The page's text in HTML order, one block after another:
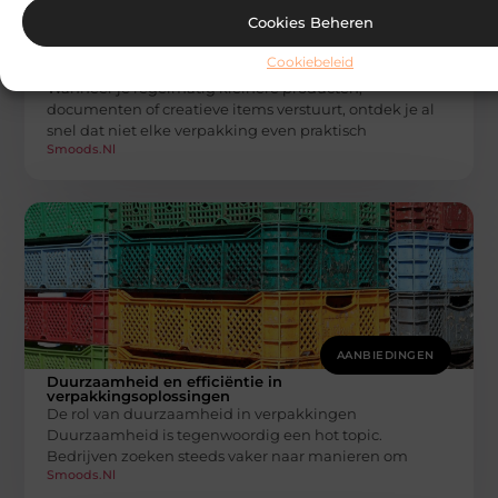
Cookies Beheren
Cookiebeleid
op slimme oplossingen voor kleine
Wanneer je regelmatig kleinere producten,
documenten of creatieve items verstuurt, ontdek je al
snel dat niet elke verpakking even praktisch
Smoods.nl
AANBIEDINGEN
Duurzaamheid en efficiëntie in
verpakkingsoplossingen
De rol van duurzaamheid in verpakkingen
Duurzaamheid is tegenwoordig een hot topic.
Bedrijven zoeken steeds vaker naar manieren om
Smoods.nl